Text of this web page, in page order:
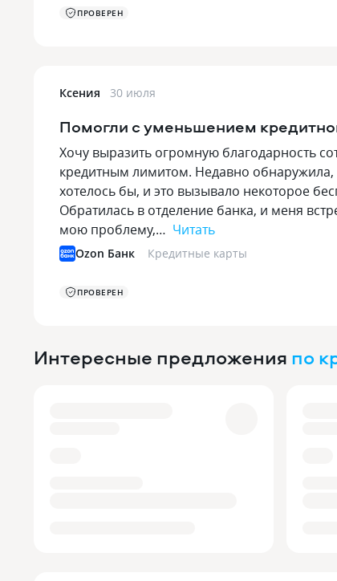
ПРОВЕРЕН
Ксения 30 июля
Помогли с уменьшением
Хочу выразить огромную благодарность
кредитным лимитом. Недавно
хотелось бы, и это вызывало некоторое
Обратилась в отделение банка, и меня
мою проблему,… Читать
Ozon Банк Кредитные карты
ПРОВЕРЕН
Интересные предложения по